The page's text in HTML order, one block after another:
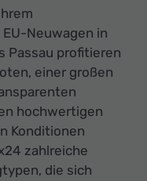
Neuwagen in
Passau profitieren
einer großen
hochwertigen
Konditionen
zahlreiche
die sich